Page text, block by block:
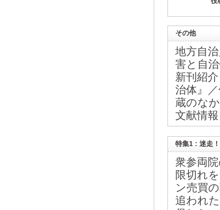
その他
地方自
害と自
新刊紹
治体』
蔵のな
文献情
特集1 : 迷走
衆参両
限切れ
ン売買
追われ